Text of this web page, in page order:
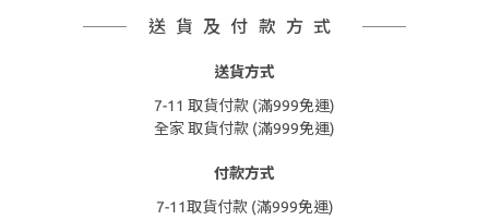
送貨及付款方式
送貨方式
7-11 取貨付款 (滿999免運)
全家 取貨付款 (滿999免運)
付款方式
7-11取貨付款 (滿999免運)